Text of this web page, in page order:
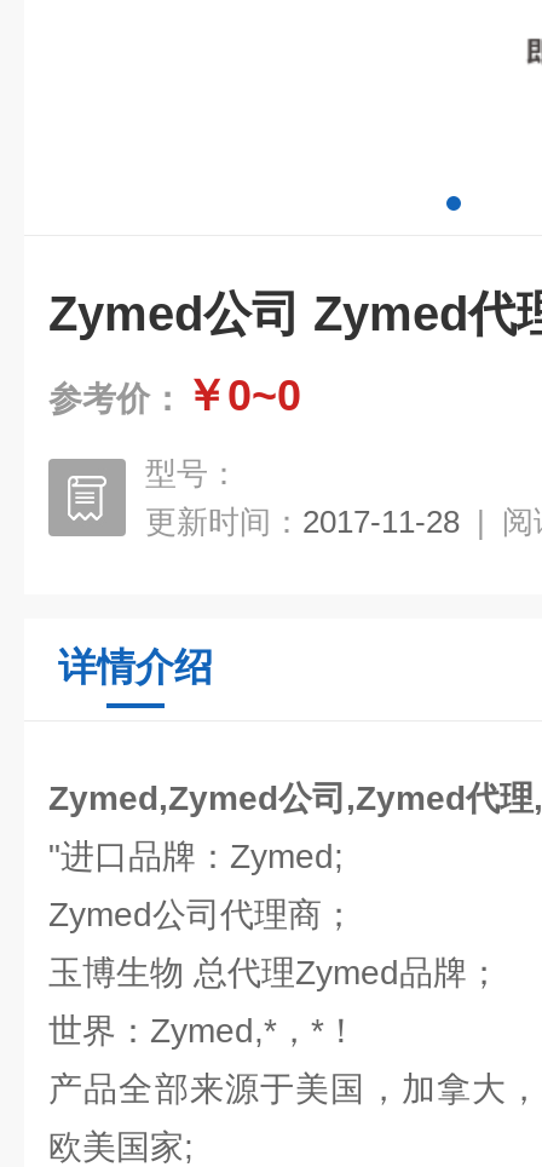
Zymed公司 Zymed代
参考价： ￥0~0
型号：
更新时间： 2017-11-28 | 阅
详情介绍
Zymed,Zymed公司,Zymed代
"进口品牌：Zymed;
Zymed公司代理商；
玉博生物 总代理Zymed品牌；
世界：Zymed,*，*！
产品全部来源于美国，加拿大
欧美国家;